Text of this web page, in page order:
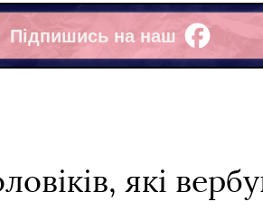
Підпишись на наш
Facebook
які